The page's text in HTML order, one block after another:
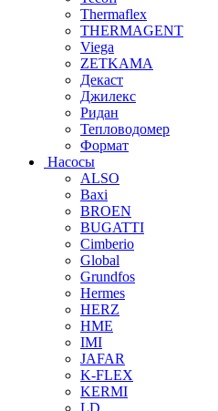
Thermaflex
THERMAGENT
Viega
ZETKAMA
Декаст
Джилекс
Ридан
Тепловодомер
Формат
Насосы
ALSO
Baxi
BROEN
BUGATTI
Cimberio
Global
Grundfos
Hermes
HERZ
HME
IMI
JAFAR
K-FLEX
KERMI
LD